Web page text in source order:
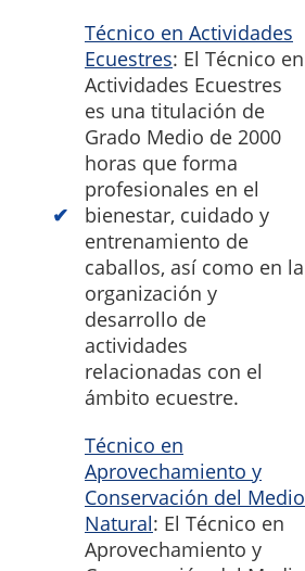
Técnico en Actividades
Ecuestres: El Técnico en
Actividades Ecuestres
es una titulación de
Grado Medio de 2000
horas que forma
profesionales en el
bienestar, cuidado y
entrenamiento de
caballos, así como en la
organización y
desarrollo de
actividades
relacionadas con el
ámbito ecuestre.
Técnico en
Aprovechamiento y
Conservación del Medio
Natural: El Técnico en
Aprovechamiento y